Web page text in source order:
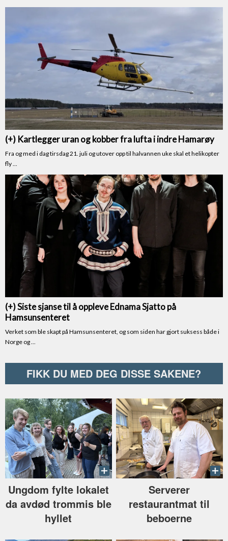
FIKK DU MED DEG DISSE SAKENE?
Ungdom fylte lokalet
da avdød trommis ble
hyllet
Serverer
restaurantmat til
beboerne